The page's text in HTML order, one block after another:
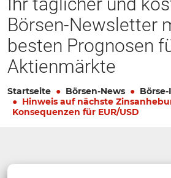
Börsen-Newsletter
besten Prognosen
Aktienmärkte
Startseite Börsen-News
Hinweis auf nächste
Konsequenzen für EUR/USD